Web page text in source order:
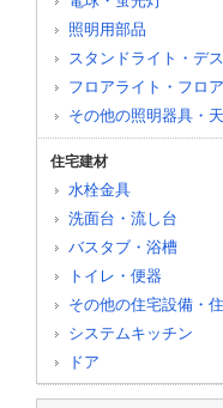
照明用部品
スタンドライト・デ
フロアライト・フロ
その他の照明器具・
住宅建材
水栓金具
洗面台・流し台
バスタブ・浴槽
トイレ・便器
その他の住宅設備・
システムキッチン
ドア